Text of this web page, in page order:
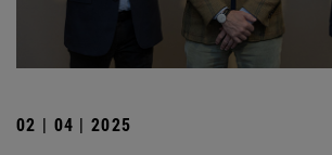
02 | 04 | 2025